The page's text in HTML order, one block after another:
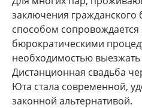
заключения
способом
бюрократическими
необходимостью выезжать
Дистанционная свадьба
Юта стала современной,
законной альтернативой.